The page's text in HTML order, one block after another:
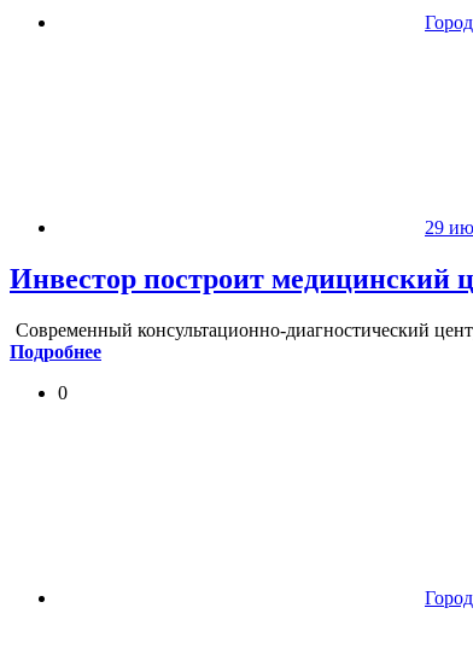
29
Инвестор построит медицинский
Современный консультационно-диагностический
Подробнее
0